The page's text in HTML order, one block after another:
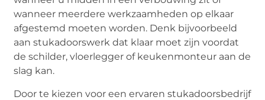
wanneer meerdere werkzaamheden op elkaar
afgestemd moeten worden. Denk bijvoorbeeld
aan stukadoorswerk dat klaar moet zijn voordat
de schilder, vloerlegger of keukenmonteur aan de
slag kan.
Door te kiezen voor een ervaren stukadoorsbedrijf